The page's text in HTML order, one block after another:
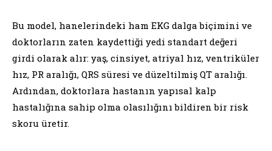
Bu model, hanelerindeki ham EKG dalga biçimini ve
doktorların zaten kaydettiği yedi standart değeri
girdi olarak alır: yaş, cinsiyet, atriyal hız, ventriküler
hız, PR aralığı, QRS süresi ve düzeltilmiş QT aralığı.
Ardından, doktorlara hastanın yapısal kalp
hastalığına sahip olma olasılığını bildiren bir risk
skoru üretir.